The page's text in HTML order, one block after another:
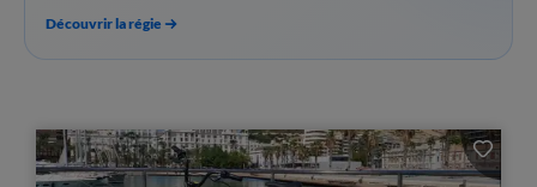
Découvrir la régie